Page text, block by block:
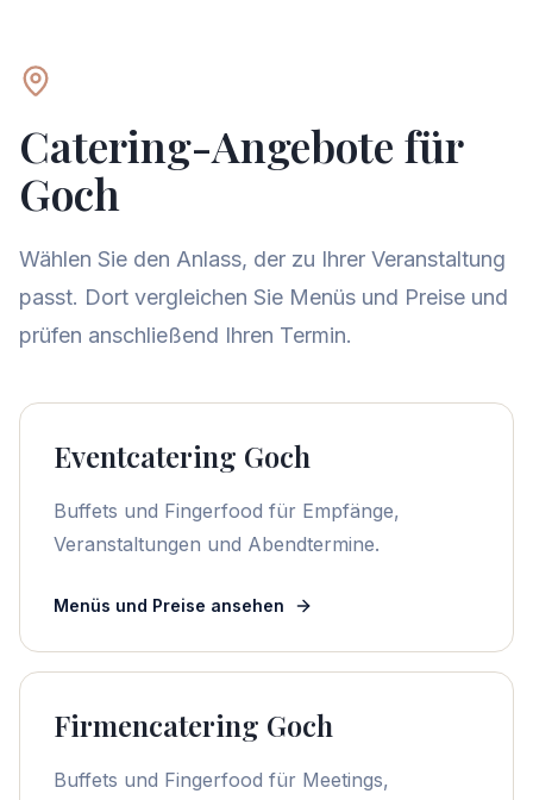
Catering-Angebote für
Goch
Wählen Sie den Anlass, der zu Ihrer Veranstaltung
passt. Dort vergleichen Sie Menüs und Preise und
prüfen anschließend Ihren Termin.
Eventcatering Goch
Buffets und Fingerfood für Empfänge,
Veranstaltungen und Abendtermine.
Menüs und Preise ansehen
Firmencatering Goch
Buffets und Fingerfood für Meetings,